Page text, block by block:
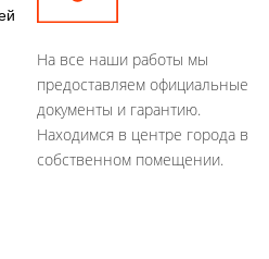
На все наши работы мы
предоставляем официальные
документы и гарантию.
Находимся в центре города в
собственном помещении.